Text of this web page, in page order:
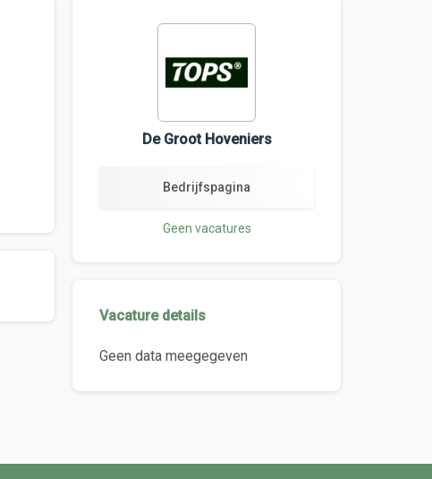
De Groot Hoveniers
Bedrijfspagina
Geen vacatures
Vacature details
Geen data meegegeven